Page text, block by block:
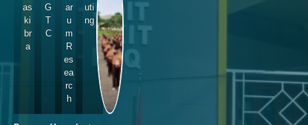
as
ki
br
a
G
T
C
ar
u
m
R
es
ea
rc
h
uti
ng